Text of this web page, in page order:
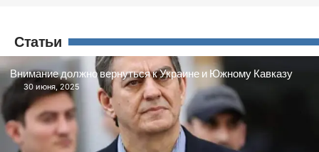
Статьи
Внимание должно вернуться к Украине и Южному Кавказу
30 июня, 2025